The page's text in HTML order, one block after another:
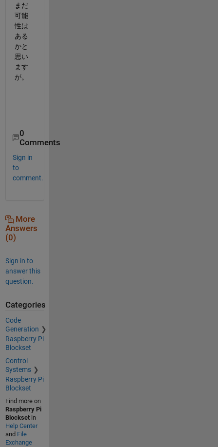
まだ
可能
性は
ある
かと
思い
ます
が。
0
Comments
Sign in
to
comment.
More
Answers
(0)
Sign in to
answer this
question.
Categories
Code
Generation
Raspberry Pi
Blockset
Control
Systems
Raspberry Pi
Blockset
Find more on
Raspberry Pi
Blocksetin
Help Center
and File
Exchange